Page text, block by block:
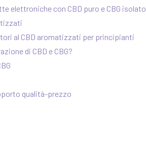
elettroniche con CBD puro e CBG isolato
al CBD aromatizzati per principianti
di CBD e CBG?
qualità-prezzo